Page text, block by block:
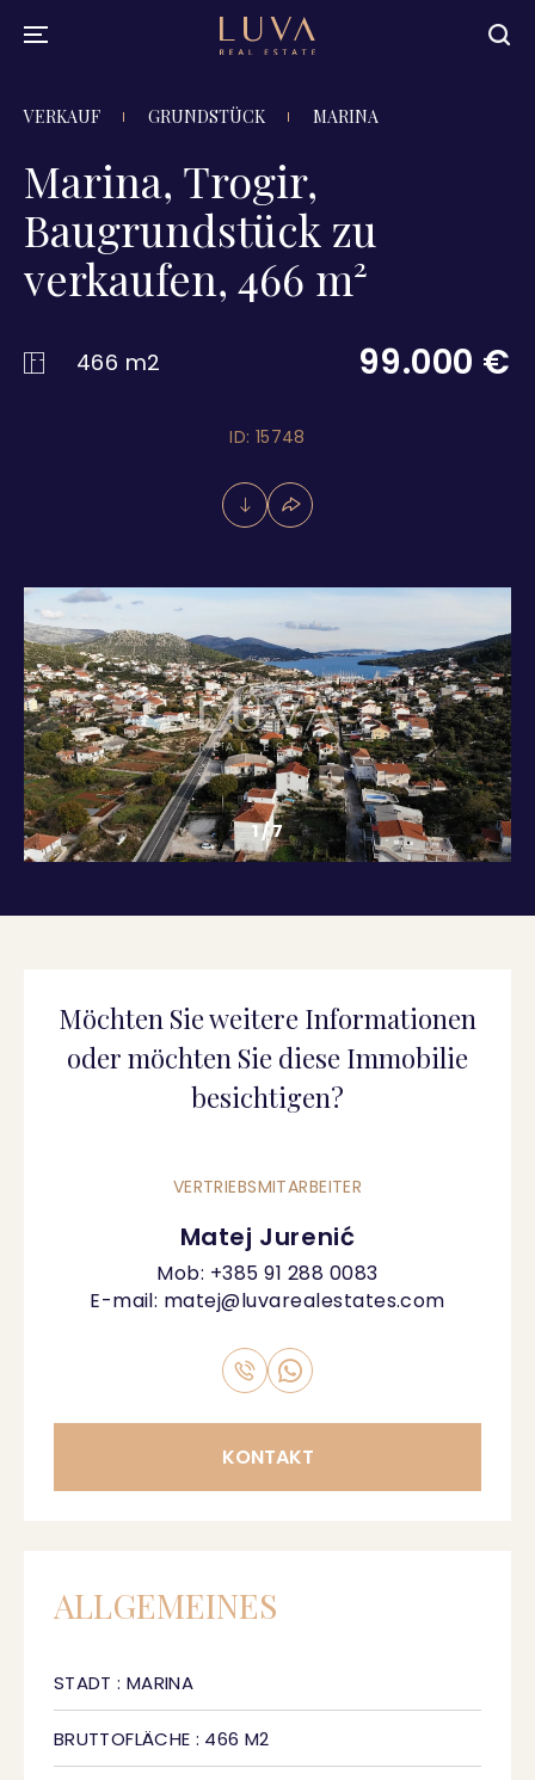
VERKAUF GRUNDSTÜCK MARINA
Marina, Trogir,
Baugrundstück zu
verkaufen, 466 m²
466 m2 99.000 €
ID: 15748
1/7
Möchten Sie weitere Informationen
oder möchten Sie diese Immobilie
besichtigen?
VERTRIEBSMITARBEITER
Matej Jurenić
Mob: +385 91 288 0083
E-mail: matej@luvarealestates.com
KONTAKT
ALLGEMEINES
STADT : MARINA
BRUTTOFLÄCHE : 466 M2